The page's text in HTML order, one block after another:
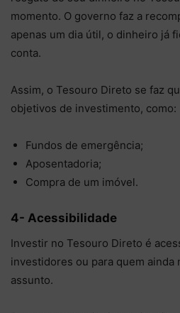
momento. O governo faz a
apenas um dia útil, o dinheiro já
conta.
Assim, o Tesouro Direto se faz
objetivos de investimento, como:
Fundos de emergência;
Aposentadoria;
Compra de um imóvel.
4- Acessibilidade
Investir no Tesouro Direto é
investidores ou para quem ainda
assunto.